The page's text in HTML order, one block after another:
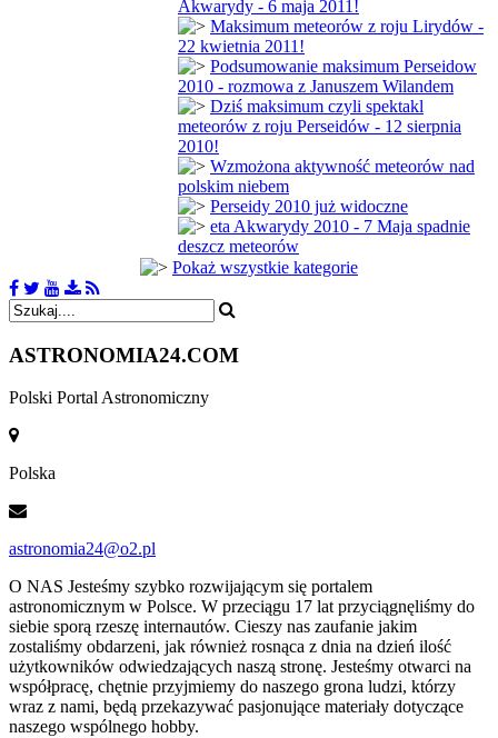
Akwarydy - 6 maja 2011!
Maksimum meteorów z roju Lirydów -
22 kwietnia 2011!
Podsumowanie maksimum Perseidow
2010 - rozmowa z Januszem Wilandem
Dziś maksimum czyli spektakl
meteorów z roju Perseidów - 12 sierpnia
2010!
Wzmożona aktywność meteorów nad
polskim niebem
Perseidy 2010 już widoczne
eta Akwarydy 2010 - 7 Maja spadnie
deszcz meteorów
Pokaż wszystkie kategorie
ASTRONOMIA24.COM
Polski Portal Astronomiczny
Polska
astronomia24@o2.pl
O NAS Jesteśmy szybko rozwijającym się portalem
astronomicznym w Polsce. W przeciągu 17 lat przyciągnęliśmy do
siebie sporą rzeszę internautów. Cieszy nas zaufanie jakim
zostaliśmy obdarzeni, jak również rosnąca z dnia na dzień ilość
użytkowników odwiedzających naszą stronę. Jesteśmy otwarci na
współpracę, chętnie przyjmiemy do naszego grona ludzi, którzy
wraz z nami, będą przekazywać pasjonujące materiały dotyczące
naszego wspólnego hobby.